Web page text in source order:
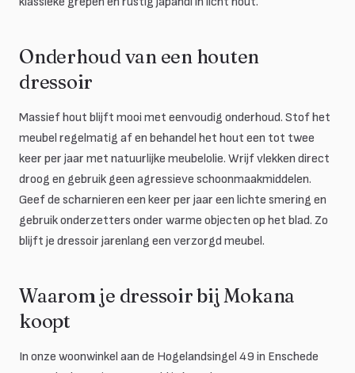
Onderhoud van een houten
dressoir
Massief hout blijft mooi met eenvoudig onderhoud. Stof het
meubel regelmatig af en behandel het hout een tot twee
keer per jaar met natuurlijke meubelolie. Wrijf vlekken direct
droog en gebruik geen agressieve schoonmaakmiddelen.
Geef de scharnieren een keer per jaar een lichte smering en
gebruik onderzetters onder warme objecten op het blad. Zo
blijft je dressoir jarenlang een verzorgd meubel.
Waarom je dressoir bij Mokana
koopt
In onze woonwinkel aan de Hogelandsingel 49 in Enschede